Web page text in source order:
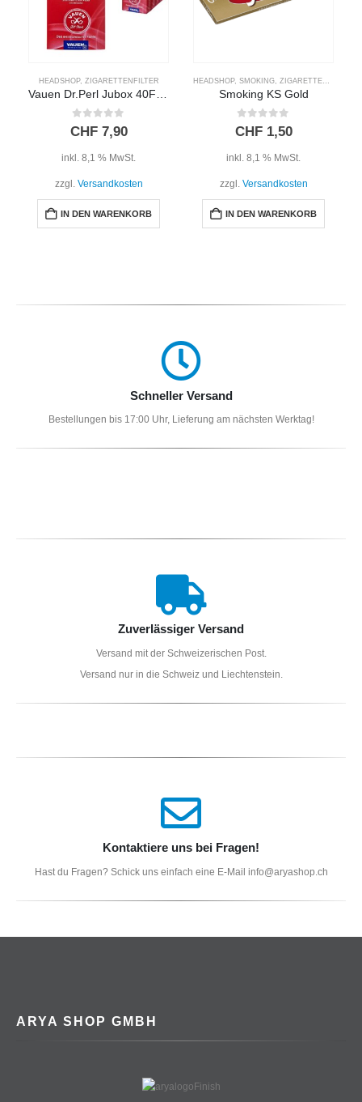
HEADSHOP, ZIGARETTENFILTER
0out of 5
CHF7,90
inkl. 8,1 % MwSt.
zzgl. Versandkosten
IN DEN WARENKORB
HEADSHOP, SMOKING ZIGARETTENPAPIER
Smoking KS Gold
0out of 5
CHF1,50
inkl. 8,1 % MwSt.
zzgl. Versandkosten
IN DEN WARENKORB
Schneller Versand
Bestellungen bis 17:00 Uhr, Lieferung am nächsten Werktag!
Zuverlässiger Versand
Versand mit der Schweizerischen Post.
Versand nur in die Schweiz und Liechtenstein.
Kontaktiere uns bei Fragen!
Hast du Fragen? Schick uns einfach eine E-Mail info@aryashop.ch
ARYA SHOP GMBH